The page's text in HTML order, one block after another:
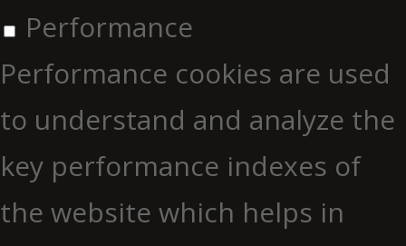
Performance
Performance cookies are used
to understand and analyze the
key performance indexes of
the website which helps in